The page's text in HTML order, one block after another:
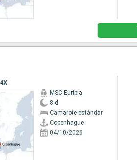
MSC Euribia
8 d
Camarote estándar
Copenhague
04/10/2026